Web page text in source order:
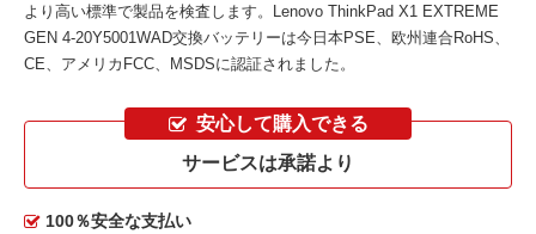
より高い標準で製品を検査します。Lenovo ThinkPad X1 EXTREME
GEN 4-20Y5001WAD交換バッテリーは今日本PSE、欧州連合RoHS、
CE、アメリカFCC、MSDSに認証されました。
安心して購入できる
サービスは承諾より
100％安全な支払い